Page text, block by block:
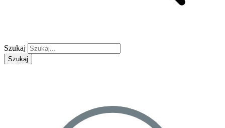
Szukaj
Szukaj